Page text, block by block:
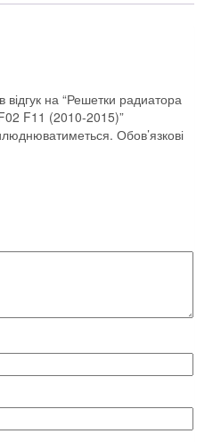
на “Решетки радиатора
F11 (2010-2015)”
Обов’язкові